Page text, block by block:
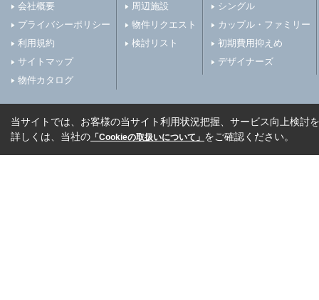
会社概要
プライバシーポリシー
利用規約
サイトマップ
物件カタログ
周辺施設
物件リクエスト
検討リスト
シングル
カップル・ファミリー
初期費用抑えめ
デザイナーズ
当サイトでは、お客様の当サイト利用状況把握、サービス向上検討
詳しくは、当社の 「Cookieの取扱いについて」 をご確認ください。